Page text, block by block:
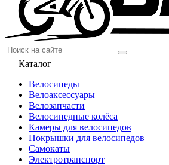
Каталог
Велосипеды
Велоаксессуары
Велозапчасти
Велосипедные колёса
Камеры для велосипедов
Покрышки для велосипедов
Самокаты
Электротранспорт